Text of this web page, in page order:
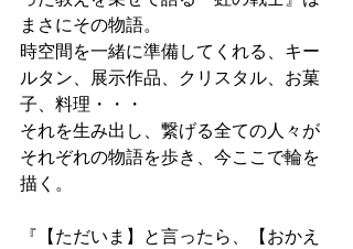
まさにその物語。
時空間を一緒に準備してくれる、キー
ルタン、展示作品、クリスタル、お菓
子、料理・・・
それを生み出し、繋げる全ての人々が
それぞれの物語を歩き、今ここで輪を
描く。
『【ただいま】と言ったら、【おかえ